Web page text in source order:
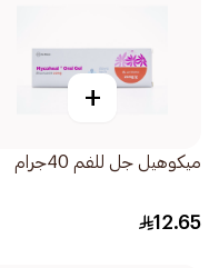
+
ميكوهيل جل للفم 40جرام
12.65